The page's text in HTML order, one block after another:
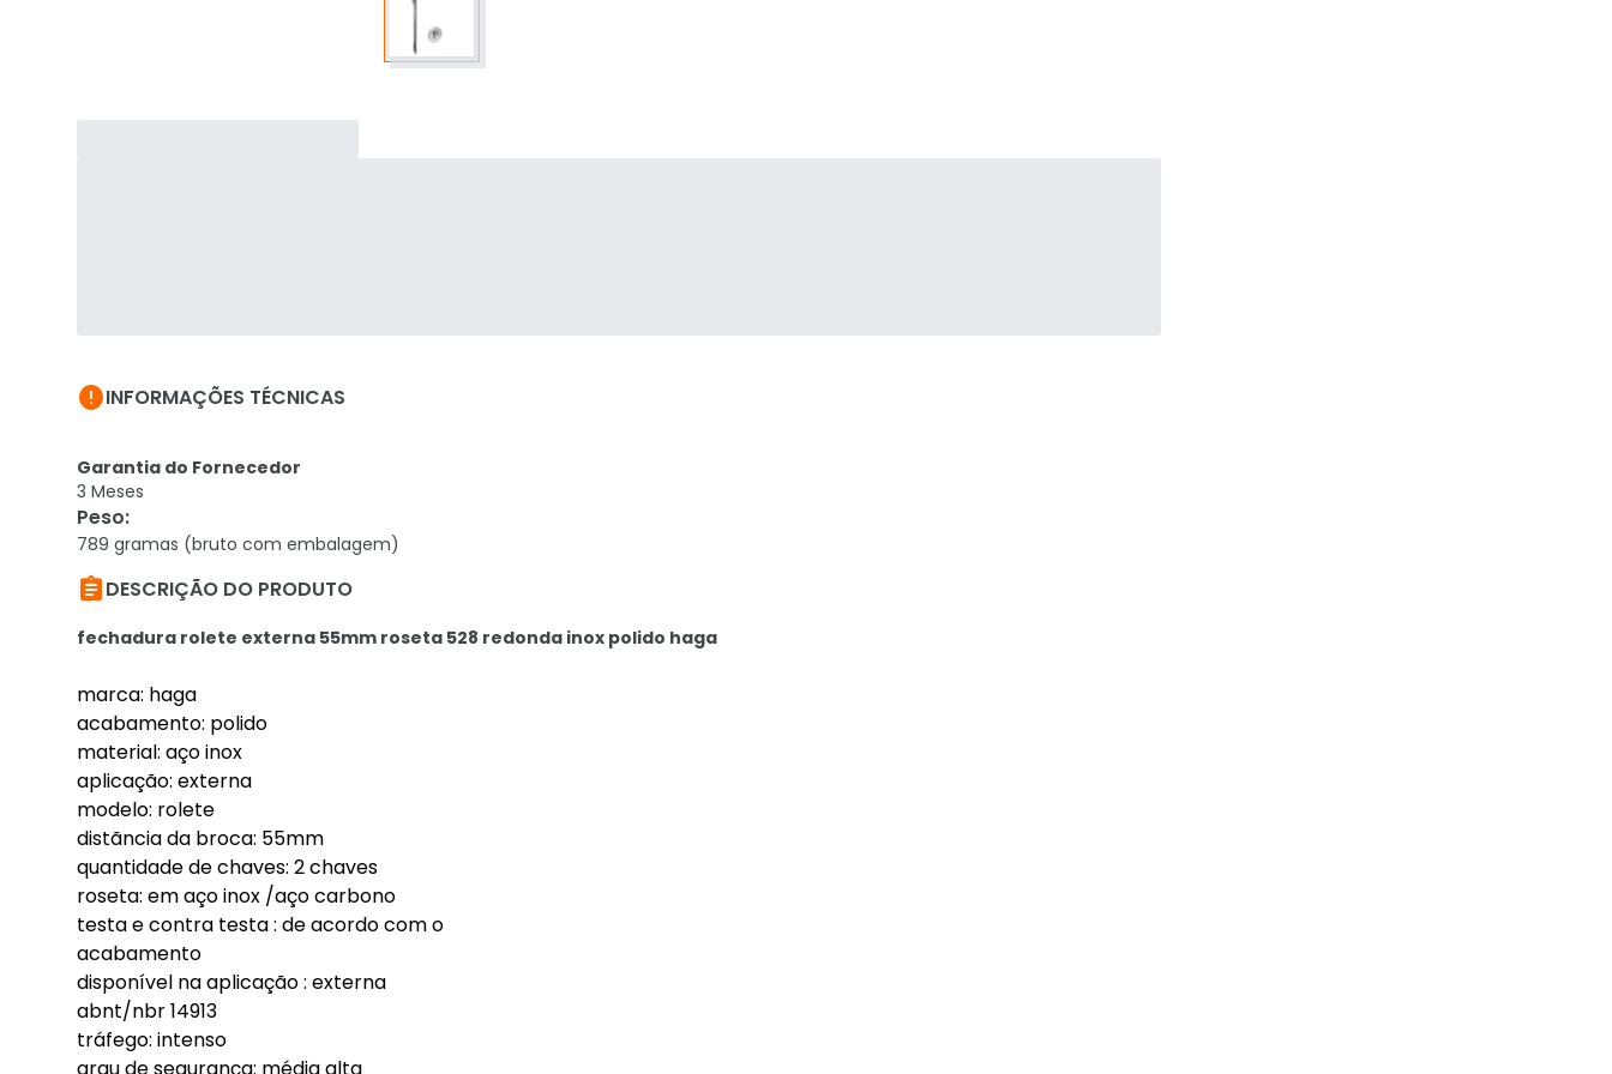
INFORMAÇÕES TÉCNICAS
Garantia do Fornecedor
3 Meses
Peso:
789 gramas (bruto com embalagem)
DESCRIÇÃO DO PRODUTO
fechadura rolete externa 55mm roseta 528 redonda inox polido haga
marca: haga
acabamento: polido
material: aço inox
aplicação: externa
modelo: rolete
distãncia da broca: 55mm
quantidade de chaves: 2 chaves
roseta: em aço inox /aço carbono
testa e contra testa : de acordo com o
acabamento
disponível na aplicação : externa
abnt/nbr 14913
tráfego: intenso